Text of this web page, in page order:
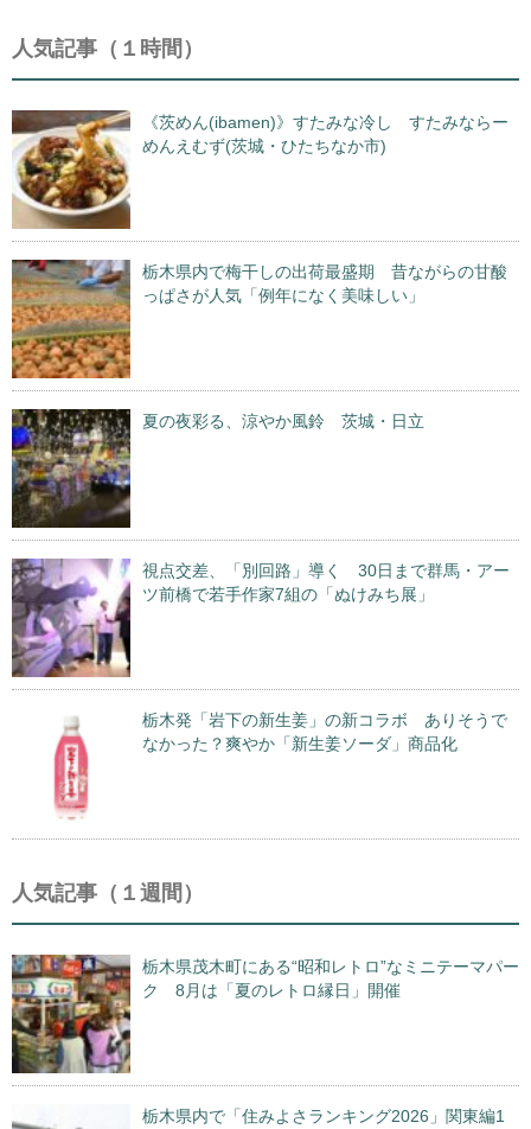
人気記事（１時間）
《茨めん(ibamen)》すたみな冷し すたみならー
めんえむず(茨城・ひたちなか市)
栃木県内で梅干しの出荷最盛期 昔ながらの甘酸
っぱさが人気「例年になく美味しい」
夏の夜彩る、涼やか風鈴 茨城・日立
視点交差、「別回路」導く 30日まで群馬・アー
ツ前橋で若手作家7組の「ぬけみち展」
栃木発「岩下の新生姜」の新コラボ ありそうで
なかった？爽やか「新生姜ソーダ」商品化
人気記事（１週間）
栃木県茂木町にある“昭和レトロ”なミニテーマパー
ク 8月は「夏のレトロ縁日」開催
栃木県内で「住みよさランキング2026」関東編1